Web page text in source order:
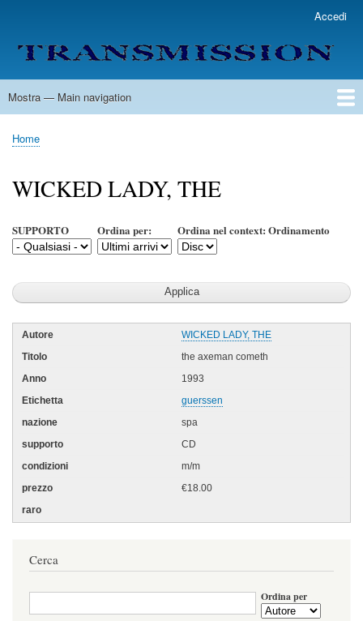
contenuto
principale
account
menu
Accedi
Main
Mostra — Main navigation
Home
Lista Autori
Contatti
Spedizione & Consegna
Legenda
Condizioni per l'uso
Briciole
pane
Home
WICKED LADY, THE
SUPPORTO Ordina per: Ordina nel context: Ordinamento
WICKED LADY, THE
the axeman cometh
1993
guerssen
spa
CD
m/m
€18.00
Cerca
Ordina per